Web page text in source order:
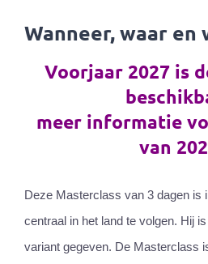
Wanneer, waar en
Voorjaar 2027 is
meer informatie
van
Deze Masterclass van 3 dagen is
centraal in het land te volgen. Hij
variant gegeven. De Masterclass